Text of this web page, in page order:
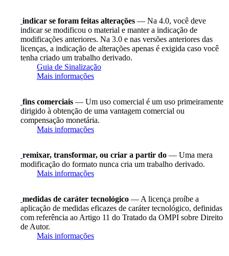
indicar se foram feitas alterações — Na 4.0, você deve
indicar se modificou o material e manter a indicação de
modificações anteriores. Na 3.0 e nas versões anteriores das
licenças, a indicação de alterações apenas é exigida caso você
tenha criado um trabalho derivado.
Guia de Sinalização
Mais informações
fins comerciais — Um uso comercial é um uso primeiramente
dirigido à obtenção de uma vantagem comercial ou
compensação monetária.
Mais informações
remixar, transformar, ou criar a partir do — Uma mera
modificação do formato nunca cria um trabalho derivado.
Mais informações
medidas de caráter tecnológico — A licença proíbe a
aplicação de medidas eficazes de caráter tecnológico, definidas
com referência ao Artigo 11 do Tratado da OMPI sobre Direito
de Autor.
Mais informações